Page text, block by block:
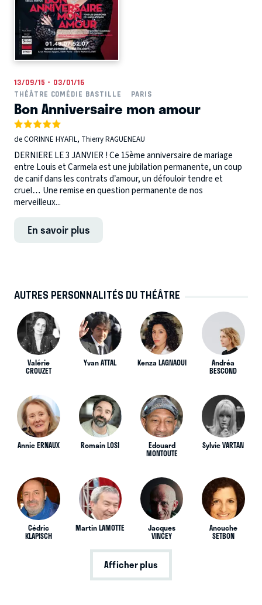
13/09/15 - 03/01/16
THÉÂTRE COMÉDIE BASTILLE
PARIS
Bon Anniversaire mon amour
de CORINNE HYAFIL, Thierry RAGUENEAU
DERNIERE LE 3 JANVIER ! Ce 15ème anniversaire de mariage
entre Louis et Carmela est une jubilation permanente, un coup
de canif dans les contrats d’amour, un défouloir tendre et
cruel… Une remise en question permanente de nos
merveilleux...
En savoir plus
AUTRES PERSONNALITÉS DU THÉÂTRE
Valérie
CROUZET
Yvan ATTAL Kenza LAGNAOUI Andréa
BESCOND
Annie ERNAUX Romain LOSI Edouard
MONTOUTE
Sylvie VARTAN
Cédric
KLAPISCH
Martin LAMOTTE Jacques
VINCEY
Anouche
SETBON
Afficher plus